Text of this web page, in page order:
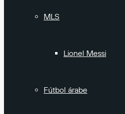
MLS
Lionel Messi
Fútbol árabe